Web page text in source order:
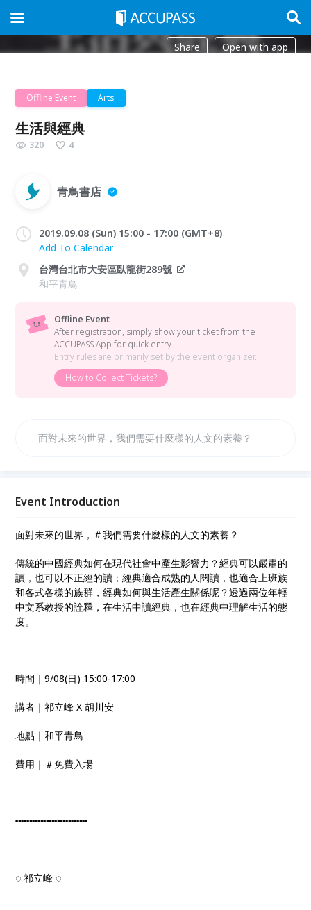
Share Open with app
Offline Event Arts
生活與經典
320 4
青鳥書店
2019.09.08 (Sun) 15:00 - 17:00 (GMT+8)
Add To Calendar
台灣台北市大安區臥龍街289號
和平青鳥
Offline Event
After registration, simply show your ticket from the
ACCUPASS App for quick entry.
Entry rules are primarily set by the event organizer.
How to Collect Tickets?
面對未來的世界，我們需要什麼樣的人文的素養？
Event Introduction
面對未來的世界，＃我們需要什麼樣的人文的素養？
傳統的中國經典如何在現代社會中產生影響力？經典可以嚴肅的
讀，也可以不正經的讀；經典適合成熟的人閱讀，也適合上班族
和各式各樣的族群，經典如何與生活產生關係呢？透過兩位年輕
中文系教授的詮釋，在生活中讀經典，也在經典中理解生活的態
度。
時間｜9/08(日) 15:00-17:00
講者｜祁立峰 X 胡川安
地點｜和平青鳥
費用｜＃免費入場
╍╍╍╍╍╍╍╍╍╍╍╍╍
◌ 祁立峰 ◌